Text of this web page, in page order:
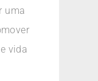
uma
vida